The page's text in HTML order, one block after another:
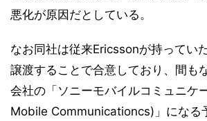
悪化が原因だとしている。
なお同社は従来Ericssonが持ってい
譲渡することで合意しており、間も
会社の「ソニーモバイルコミュニケ
Mobile Communicationcs)」になる